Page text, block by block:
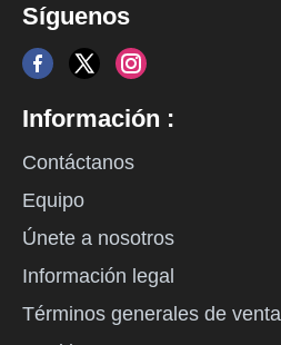
Síguenos
Información :
Contáctanos
Equipo
Únete a nosotros
Información legal
Términos generales de venta